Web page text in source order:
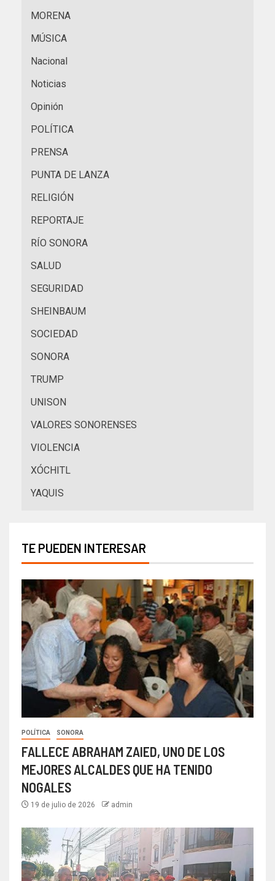
MORENA
MÚSICA
Nacional
Noticias
Opinión
POLÍTICA
PRENSA
PUNTA DE LANZA
RELIGIÓN
REPORTAJE
RÍO SONORA
SALUD
SEGURIDAD
SHEINBAUM
SOCIEDAD
SONORA
TRUMP
UNISON
VALORES SONORENSES
VIOLENCIA
XÓCHITL
YAQUIS
TE PUEDEN INTERESAR
POLÍTICA SONORA
FALLECE ABRAHAM ZAIED, UNO DE LOS
MEJORES ALCALDES QUE HA TENIDO
NOGALES
19 de julio de 2026 admin